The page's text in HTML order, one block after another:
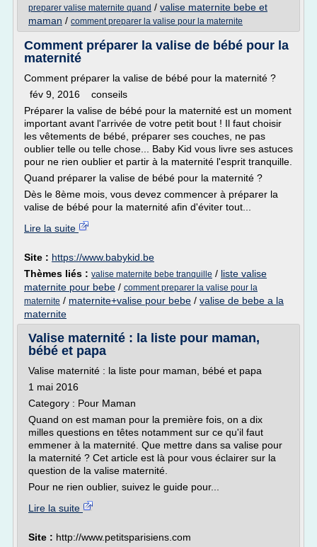
preparer valise maternite quand / valise maternite bebe et
maman / comment preparer la valise pour la maternite
Comment préparer la valise de bébé pour la
maternité
Comment préparer la valise de bébé pour la maternité ?
fév 9, 2016 conseils
Préparer la valise de bébé pour la maternité est un moment
important avant l'arrivée de votre petit bout ! Il faut choisir
les vêtements de bébé, préparer ses couches, ne pas
oublier telle ou telle chose... Baby Kid vous livre ses astuces
pour ne rien oublier et partir à la maternité l'esprit tranquille.
Quand préparer la valise de bébé pour la maternité ?
Dès le 8ème mois, vous devez commencer à préparer la
valise de bébé pour la maternité afin d'éviter tout...
Lire la suite
Site : https://www.babykid.be
Thèmes liés : valise maternite bebe tranquille / liste valise
maternite pour bebe / comment preparer la valise pour la
maternite / maternite+valise pour bebe / valise de bebe a la
maternite
Valise maternité : la liste pour maman,
bébé et papa
Valise maternité : la liste pour maman, bébé et papa
1 mai 2016
Category : Pour Maman
Quand on est maman pour la première fois, on a dix
milles questions en têtes notamment sur ce qu'il faut
emmener à la maternité. Que mettre dans sa valise pour
la maternité ? Cet article est là pour vous éclairer sur la
question de la valise maternité.
Pour ne rien oublier, suivez le guide pour...
Lire la suite
Site : http://www.petitsparisiens.com